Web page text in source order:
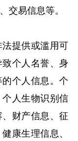
交易信息等。
提供或滥用可
个人名誉、身
个人信息。个
人生物识别信
财产信息、征
康生理信息、